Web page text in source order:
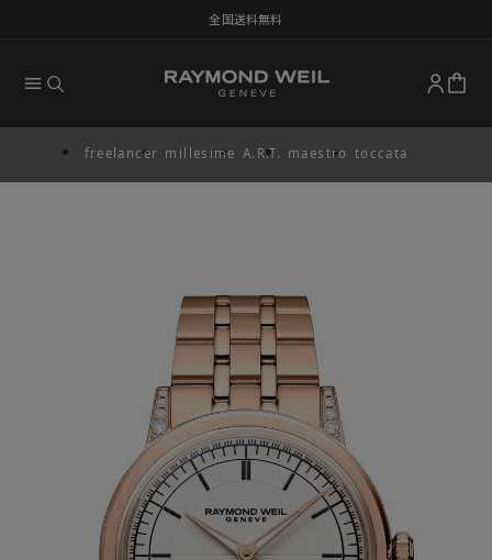
全国送料無料
freelancer millesime A.R.T. maestro toccata